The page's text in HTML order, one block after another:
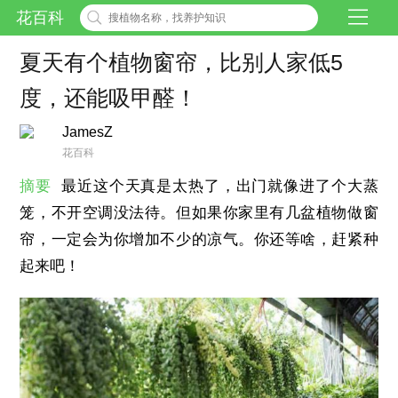
花百科
夏天有个植物窗帘，比别人家低5
度，还能吸甲醛！
JamesZ
花百科
摘要
最近这个天真是太热了，出门就像进了个大蒸
笼，不开空调没法待。但如果你家里有几盆植物做窗
帘，一定会为你增加不少的凉气。你还等啥，赶紧种
起来吧！